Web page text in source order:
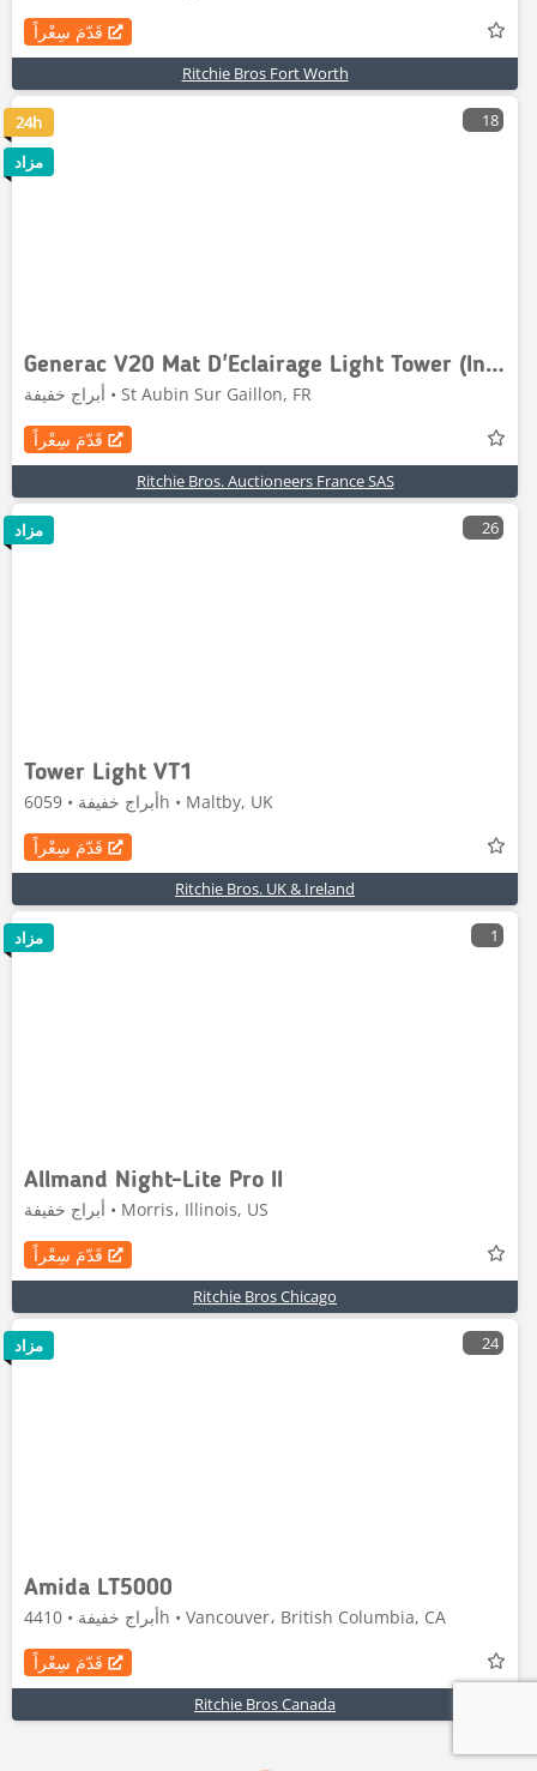
قَدّمَ سِعْراً
Ritchie Bros Fort Worth
18
Generac V20 Mat D'Eclairage Light Tower (Inoperable)
أبراج خفيفة • St Aubin Sur Gaillon, FR
قَدّمَ سِعْراً
Ritchie Bros. Auctioneers France SAS
24h
مزاد
26
Tower Light VT1
أبراج خفيفة • 6059h • Maltby, UK
قَدّمَ سِعْراً
Ritchie Bros. UK & Ireland
مزاد
1
Allmand Night-Lite Pro II
أبراج خفيفة • Morris، Illinois, US
قَدّمَ سِعْراً
Ritchie Bros Chicago
مزاد
24
Amida LT5000
أبراج خفيفة • 4410h • Vancouver، British Columbia, CA
قَدّمَ سِعْراً
Ritchie Bros Canada
مزاد